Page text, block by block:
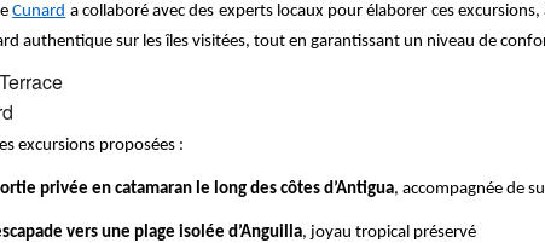
Cunard a collaboré avec des experts locaux pour élaborer ces
authentique sur les îles visitées, tout en garantissant un niveau de
excursions proposées :
privée en catamaran le long des côtes d’Antigua, accompagnée de
vers une plage isolée d’Anguilla, joyau tropical préservé